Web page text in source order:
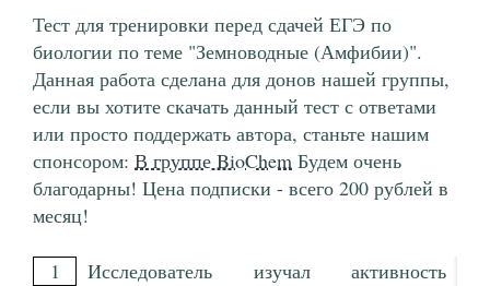
Тест для тренировки перед сдачей ЕГЭ по
биологии по теме "Земноводные (Амфибии)".
Данная работа сделана для донов нашей группы,
если вы хотите скачать данный тест с ответами
или просто поддержать автора, станьте нашим
спонсором: В группе BioChem Будем очень
благодарны! Цена подписки - всего 200 рублей в
месяц!
1
Исследователь изучал активность